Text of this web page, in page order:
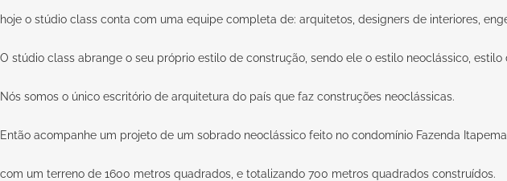
hoje o stúdio class conta com uma equipe completa de: arquitetos, designers de interiores,
O stúdio class abrange o seu próprio estilo de construção, sendo ele o estilo neoclássico,
Nós somos o único escritório de arquitetura do país que faz construções neoclássicas.
Então acompanhe um projeto de um sobrado neoclássico feito no condomínio Fazenda Itapema
com um terreno de 1600 metros quadrados, e totalizando 700 metros quadrados construídos.